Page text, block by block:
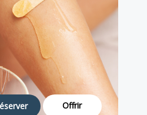
Offrir